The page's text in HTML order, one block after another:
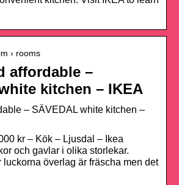
› rooms
affordable –
kitchen – IKEA
– SÄVEDAL white kitchen –
kr – Kök – Ljusdal – Ikea
och gavlar i olika storlekar.
luckorna överlag är fräscha men det